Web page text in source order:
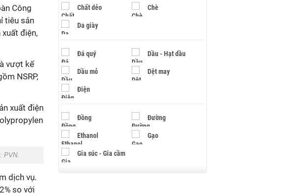
Công
tiêu sản
xuất điện,
vượt kế
NSRP,
xuất điện
PVN.
dịch vụ.
so với
Chất dẻo Chè
Da giày
Đá quý Dầu - Hạt dầu
Dầu mỏ Dệt may
Điện
Đồng Đường
Ethanol Gạo
Gia súc - Gia cầm